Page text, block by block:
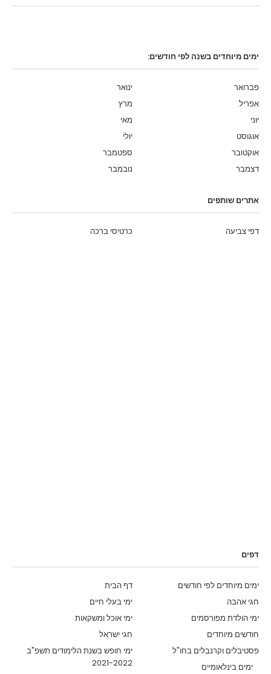
ימים מיוחדים בשנה לפי חודשים:
ינואר
פברואר
מרץ
אפריל
מאי
יוני
יולי
אוגוסט
ספטמבר
אוקטובר
נובמבר
דצמבר
אתרים שותפים
כרטיסי ברכה דפי צביעה
דפים
דף הבית
ימים מיוחדים לפי חודשים
ימי בעלי חיים
חגי אהבה
ימי אוכל ומשקאות
ימי הולדת מפורסמים
חגי ישראל
חודשים מיוחדים
ימי חופש בשנת הלימודים תשפ"ב
2021-2022
פסטיבלים וקרנבלים בחו"ל
ימים בינלאומיים